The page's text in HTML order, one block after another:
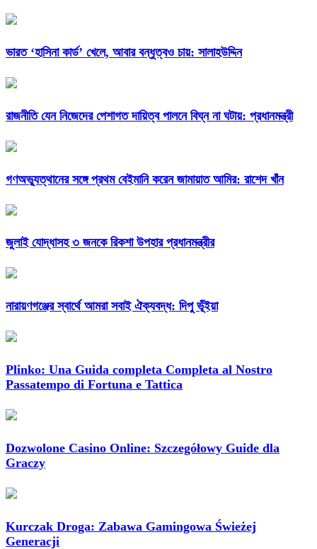
ভারত ‘হাসিনা কার্ড’ খেলে, আবার বন্ধুত্বও চায়: সালাহউদ্দিন
রাজনীতি যেন নিজেদের পেশাগত দায়িত্ব পালনে বিঘ্ন না ঘটায়: প্রধানমন্ত্রী
গণঅভ্যুত্থানের সঙ্গে প্রথম বেইমানি করেন জামায়াত আমির: রাশেদ খাঁন
জুলাই যোদ্ধাসহ ৩ জনকে রিকশা উপহার প্রধানমন্ত্রীর
নারায়ণগঞ্জের স্বার্থে আমরা সবাই ঐক্যবদ্ধ: দিপু ভূঁইয়া
Plinko: Una Guida completa Completa al Nostro
Passatempo di Fortuna e Tattica
Dozwolone Casino Online: Szczegółowy Guide dla
Graczy
Kurczak Droga: Zabawa Gamingowa Świeżej
Generacji